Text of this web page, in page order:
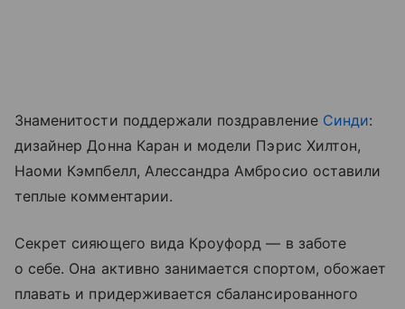
Знаменитости поддержали поздравление Синди:
дизайнер Донна Каран и модели Пэрис Хилтон,
Наоми Кэмпбелл, Алессандра Амбросио оставили
теплые комментарии.
Секрет сияющего вида Кроуфорд — в заботе
о себе. Она активно занимается спортом, обожает
плавать и придерживается сбалансированного